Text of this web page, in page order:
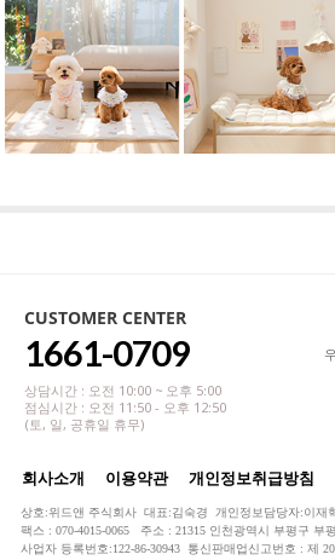
CUSTOMER CENTER
1661-0709
상담시간 : 오전 10:00 ~ 오후 5:00
점심시간 : 오전 11:50 - 오후 12:50
(토, 일, 공휴일 휴무)
회사소개 이용약관 개인정보취급방침
상호:위드앤 주식회사 대표:김숙경 개인정보담당자:이재
팩스 : 070-4015-0065 주소 : 21315 인천광역시 부평구 부
사업자 등록번호:122-86-30943 통신판매업신고번호 : 제